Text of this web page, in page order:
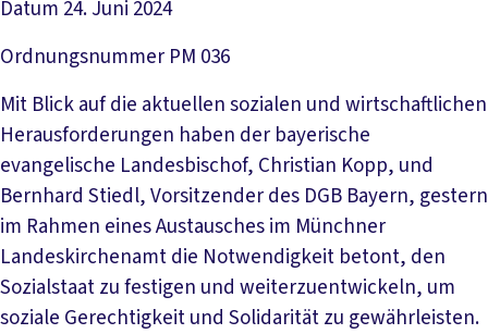
Datum 24. Juni 2024
Ordnungsnummer PM 036
Mit Blick auf die aktuellen sozialen und wirtschaftlichen
Herausforderungen haben der bayerische
evangelische Landesbischof, Christian Kopp, und
Bernhard Stiedl, Vorsitzender des DGB Bayern, gestern
im Rahmen eines Austausches im Münchner
Landeskirchenamt die Notwendigkeit betont, den
Sozialstaat zu festigen und weiterzuentwickeln, um
soziale Gerechtigkeit und Solidarität zu gewährleisten.